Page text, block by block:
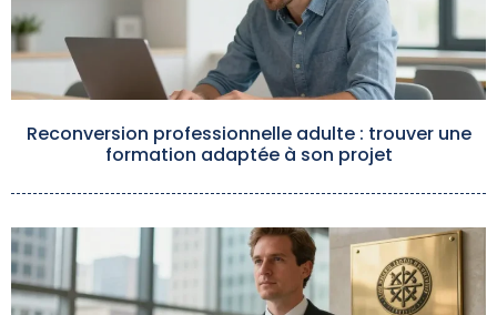
Reconversion professionnelle adulte : trouver une
formation adaptée à son projet